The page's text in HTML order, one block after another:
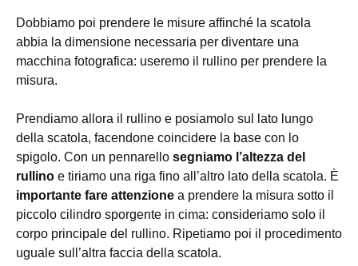
Dobbiamo poi prendere le misure affinché la scatola
abbia la dimensione necessaria per diventare una
macchina fotografica: useremo il rullino per prendere la
misura.
Prendiamo allora il rullino e posiamolo sul lato lungo
della scatola, facendone coincidere la base con lo
spigolo. Con un pennarello segniamo l’altezza del
rullino e tiriamo una riga fino all’altro lato della scatola. È
importante fare attenzione a prendere la misura sotto il
piccolo cilindro sporgente in cima: consideriamo solo il
corpo principale del rullino. Ripetiamo poi il procedimento
uguale sull’altra faccia della scatola.